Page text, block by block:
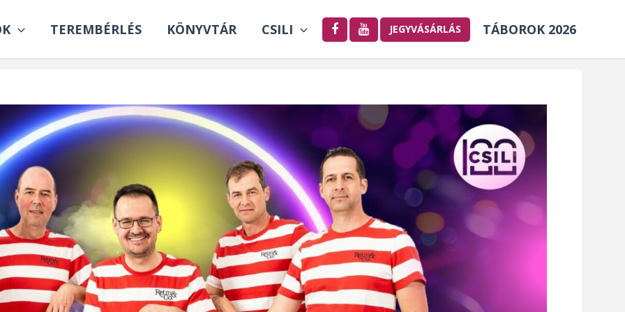
TEREMBÉRLÉS KÖNYVTÁR CSILI JEGYVÁSÁRLÁS TÁBOROK 2026